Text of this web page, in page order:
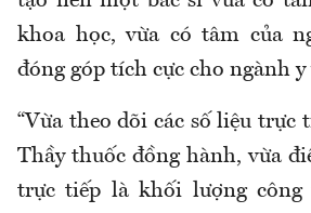
khoa học, vừa có tâm của
đóng góp tích cực cho ngành
“Vừa theo dõi các số liệu trực
Thầy thuốc đồng hành, vừa
trực tiếp là khối lượng công